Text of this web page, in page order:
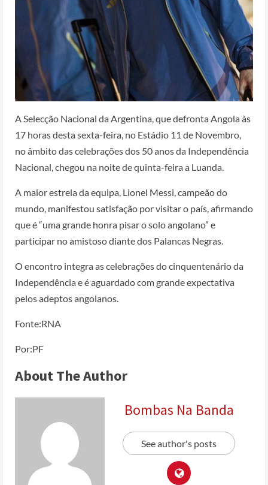
A Selecção Nacional da Argentina, que defronta Angola às
17 horas desta sexta-feira, no Estádio 11 de Novembro,
no âmbito das celebrações dos 50 anos da Independência
Nacional, chegou na noite de quinta-feira a Luanda.
A maior estrela da equipa, Lionel Messi, campeão do
mundo, manifestou satisfação por visitar o país, afirmando
que é “uma grande honra pisar o solo angolano” e
participar no amistoso diante dos Palancas Negras.
O encontro integra as celebrações do cinquentenário da
Independência e é aguardado com grande expectativa
pelos adeptos angolanos.
Fonte:RNA
Por:PF
About The Author
Bombas Na Banda
See author's posts